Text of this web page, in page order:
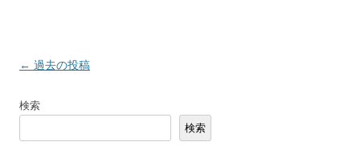
投
ナ
← 過去の投稿
検索
検索